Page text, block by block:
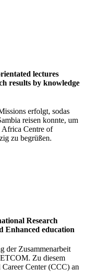
lectures
results by knowledge
erfolgt, sodas
reisen konnte, um
Africa Centre of
zu begrüßen.
Research
Enhanced education
der Zusammenarbeit
Zu diesem
Center (CCC) an